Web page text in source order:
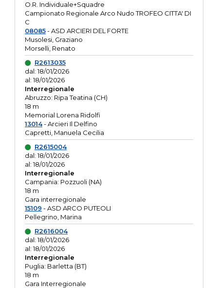
O.R. Individuale+Squadre
Campionato Regionale Arco Nudo TROFEO CITTA' DI
C
08085- ASD ARCIERI DEL FORTE
Musolesi, Graziano
Morselli, Renato
R2613035
dal: 18/01/2026
al: 18/01/2026
Interregionale
Abruzzo: Ripa Teatina (CH)
18 m
Memorial Lorena Ridolfi
13014- Arcieri Il Delfino
Capretti, Manuela Cecilia
R2615004
dal: 18/01/2026
al: 18/01/2026
Interregionale
Campania: Pozzuoli (NA)
18 m
Gara interregionale
15109 - ASD ARCO PUTEOLI
Pellegrino, Marina
R2616004
dal: 18/01/2026
al: 18/01/2026
Interregionale
Puglia: Barletta (BT)
18 m
Gara Interregionale